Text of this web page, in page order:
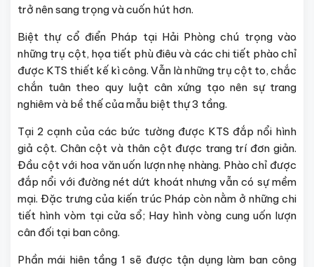
trở nên sang trọng và cuốn hút hơn.
Biệt thự cổ điển Pháp tại Hải Phòng chú trọng vào
những trụ cột, họa tiết phù điêu và các chi tiết phào chỉ
được KTS thiết kế kì công. Vẫn là những trụ cột to, chắc
chắn tuân theo quy luật cân xứng tạo nên sự trang
nghiêm và bề thế của mẫu biệt thự 3 tầng.
Tại 2 cạnh của các bức tường được KTS đắp nổi hình
giả cột. Chân cột và thân cột được trang trí đơn giản.
Đầu cột với hoa văn uốn lượn nhẹ nhàng. Phào chỉ được
đắp nổi với đường nét dứt khoát nhưng vẫn có sự mềm
mại. Đặc trưng của kiến trúc Pháp còn nằm ở những chi
tiết hình vòm tại cửa sổ; Hay hình vòng cung uốn lượn
cân đối tại ban công.
Phần mái hiên tầng 1 sẽ được tận dụng làm ban công